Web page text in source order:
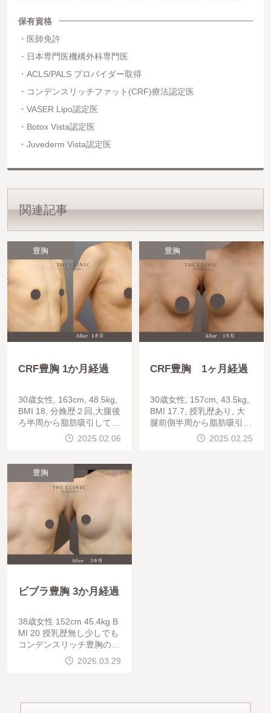
保有資格
医師免許
日本専門医機構外科専門医
ACLS/PALS プロバイダー取得
コンデンスリッチファット(CRF)療法認定医
VASER Lipo認定医
Botox Vista認定医
Juvederm Vista認定医
関連記事
豊胸
CRF豊胸 1か月経過
30歳女性, 163cm, 48.5kg,
BMI 18, 分娩歴２回,大腿後
ろ半周から脂肪吸引してコ
ンデンスリッチ脂肪豊胸を
行っています。CRF注
2025.02.06
豊胸
CRF豊胸 1ヶ月経過
30歳女性, 157cm, 43.5kg,
BMI 17.7, 授乳歴あり, 大
腿前側半周から脂肪吸引し
て、コンデンスリッチ脂肪
豊胸を行っています。CRF
2025.02.25
豊胸
ビブラ豊胸 3か月経過
38歳女性 152cm 45.4kg B
MI 20 授乳歴無し少しでも
コンデンスリッチ豊胸の効
果を上げるため、施術前か
ら乳房を優しく吸引して皮
2026.03.29